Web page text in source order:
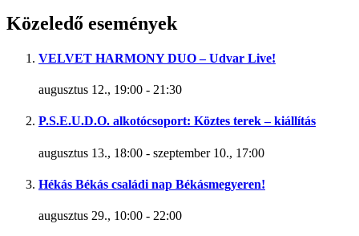
Közeledő események
VELVET HARMONY DUO – Udvar Live!
augusztus 12., 19:00 - 21:30
P.S.E.U.D.O. alkotócsoport: Köztes terek – kiállítás
augusztus 13., 18:00 - szeptember 10., 17:00
Hékás Békás családi nap Békásmegyeren!
augusztus 29., 10:00 - 22:00